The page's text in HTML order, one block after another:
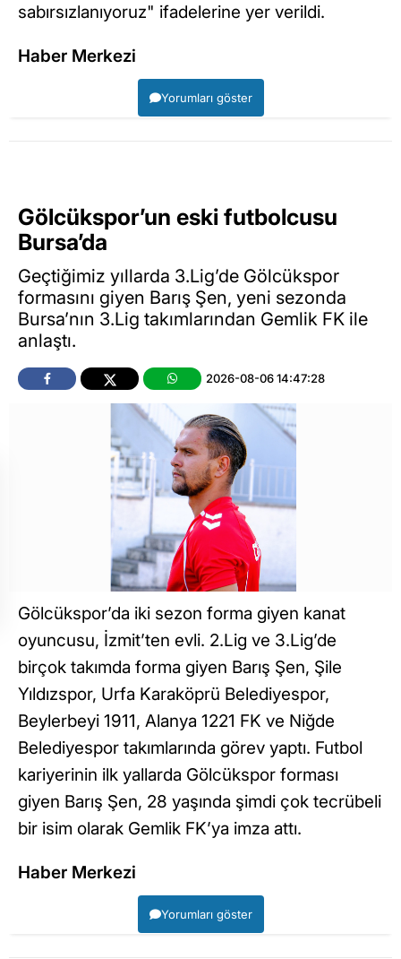
sabırsızlanıyoruz" ifadelerine yer verildi.
Haber Merkezi
Yorumları göster
Gölcükspor’un eski futbolcusu
Bursa’da
Geçtiğimiz yıllarda 3.Lig’de Gölcükspor
formasını giyen Barış Şen, yeni sezonda
Bursa’nın 3.Lig takımlarından Gemlik FK ile
anlaştı.
2026-08-06 14:47:28
Gölcükspor’da iki sezon forma giyen kanat
oyuncusu, İzmit’ten evli. 2.Lig ve 3.Lig’de
birçok takımda forma giyen Barış Şen, Şile
Yıldızspor, Urfa Karaköprü Belediyespor,
Beylerbeyi 1911, Alanya 1221 FK ve Niğde
Belediyespor takımlarında görev yaptı. Futbol
kariyerinin ilk yallarda Gölcükspor forması
giyen Barış Şen, 28 yaşında şimdi çok tecrübeli
bir isim olarak Gemlik FK’ya imza attı.
Haber Merkezi
Yorumları göster